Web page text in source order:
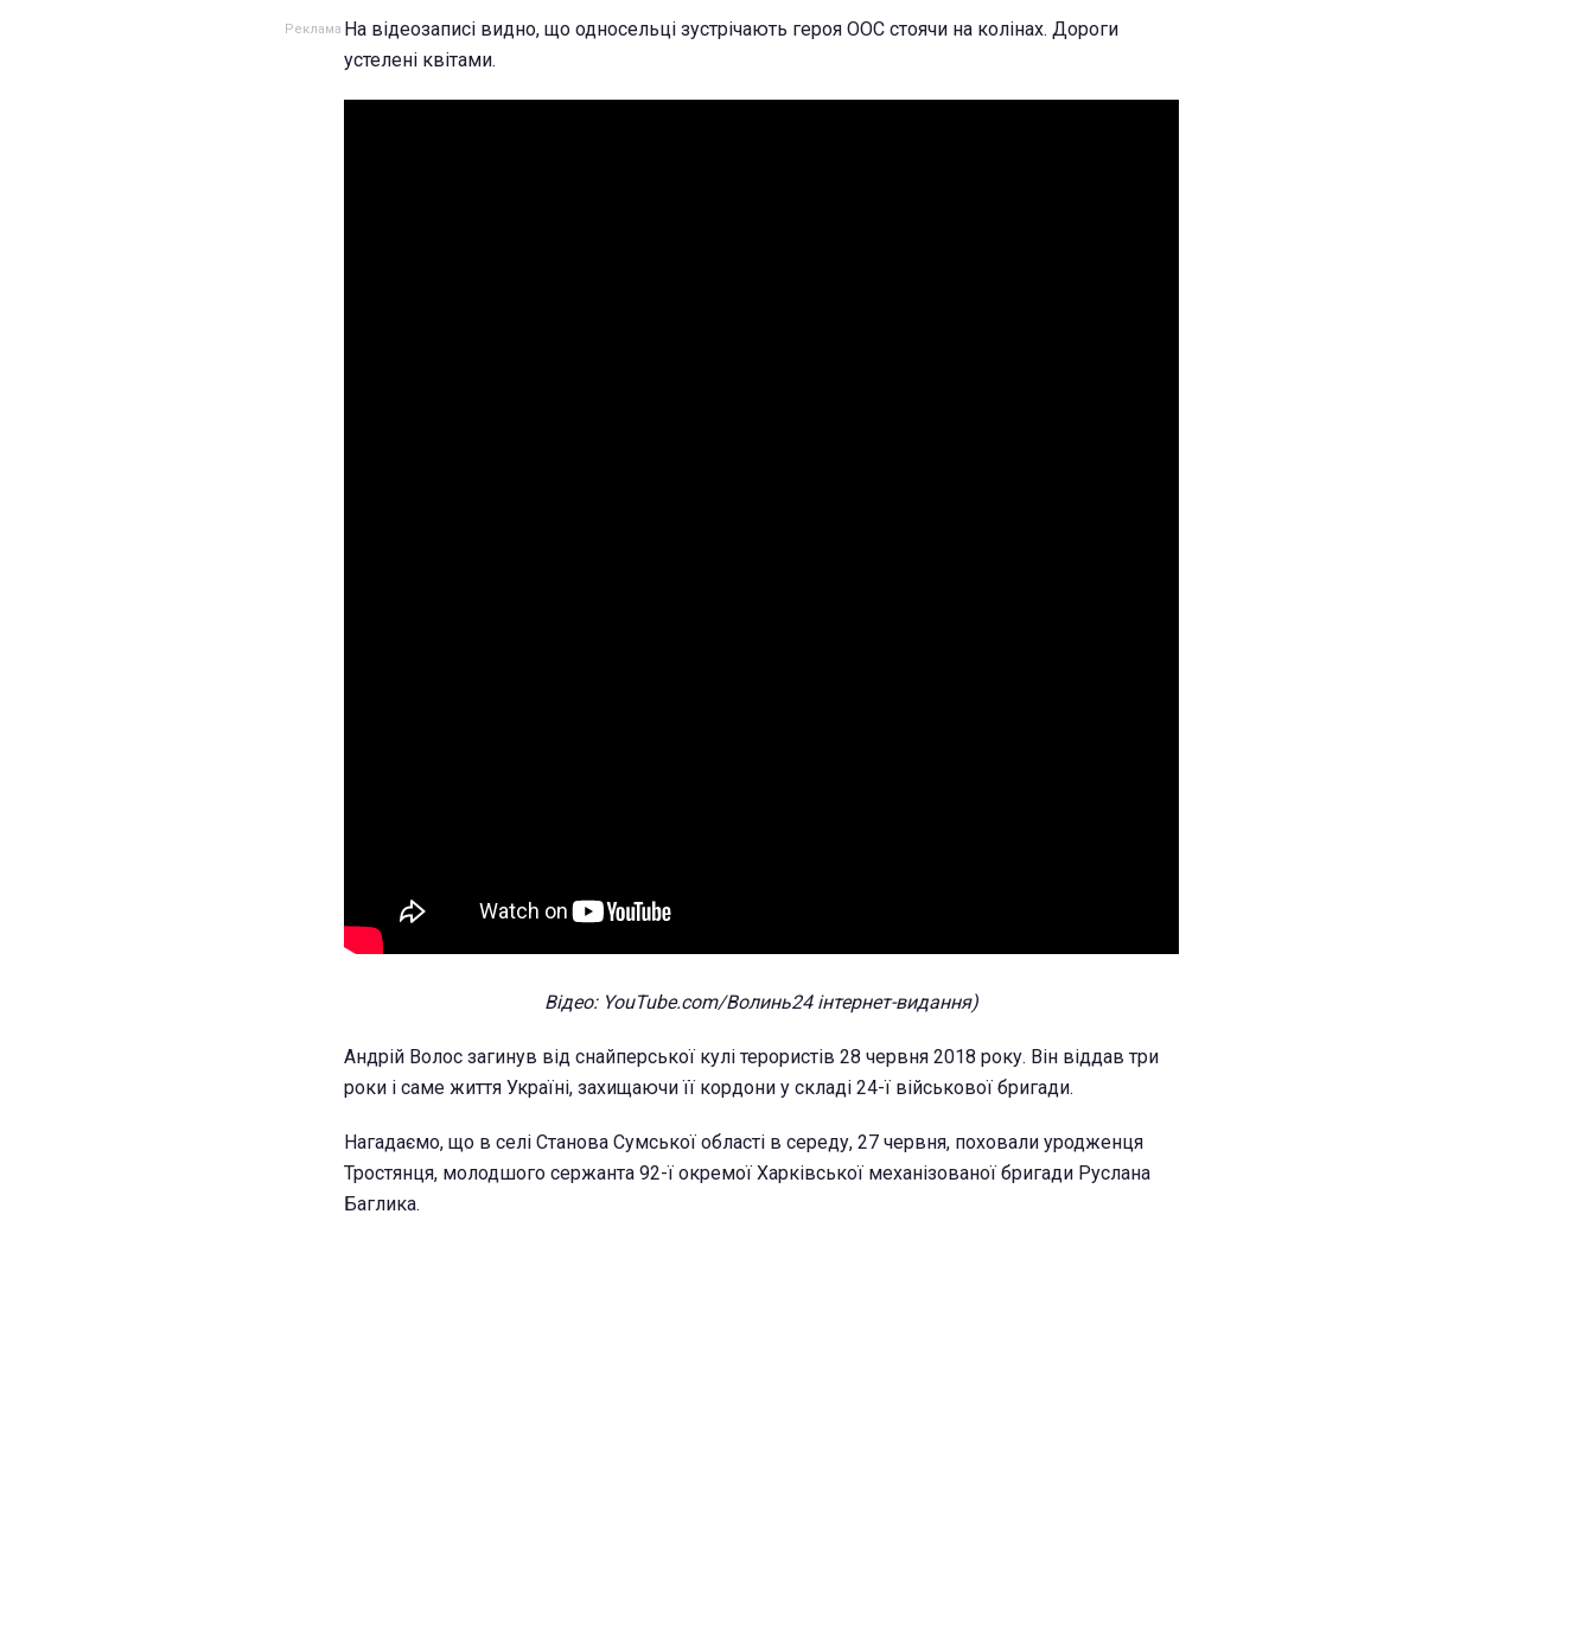
На відеозаписі видно, що односельці зустрічають героя ООС стоячи на колінах. Дороги
устелені квітами.
Відео: YouTube.com/Волинь24 інтернет-видання)
Андрій Волос загинув від снайперської кулі терористів 28 червня 2018 року. Він віддав три
роки і саме життя Україні, захищаючи її кордони у складі 24-ї військової бригади.
Нагадаємо, що в селі Станова Сумської області в середу, 27 червня, поховали уродженця
Тростянця, молодшого сержанта 92-ї окремої Харківської механізованої бригади Руслана
Баглика.